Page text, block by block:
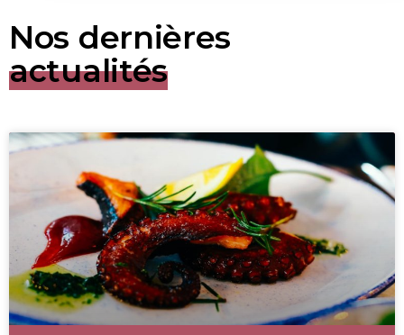
Nos dernières
actualités